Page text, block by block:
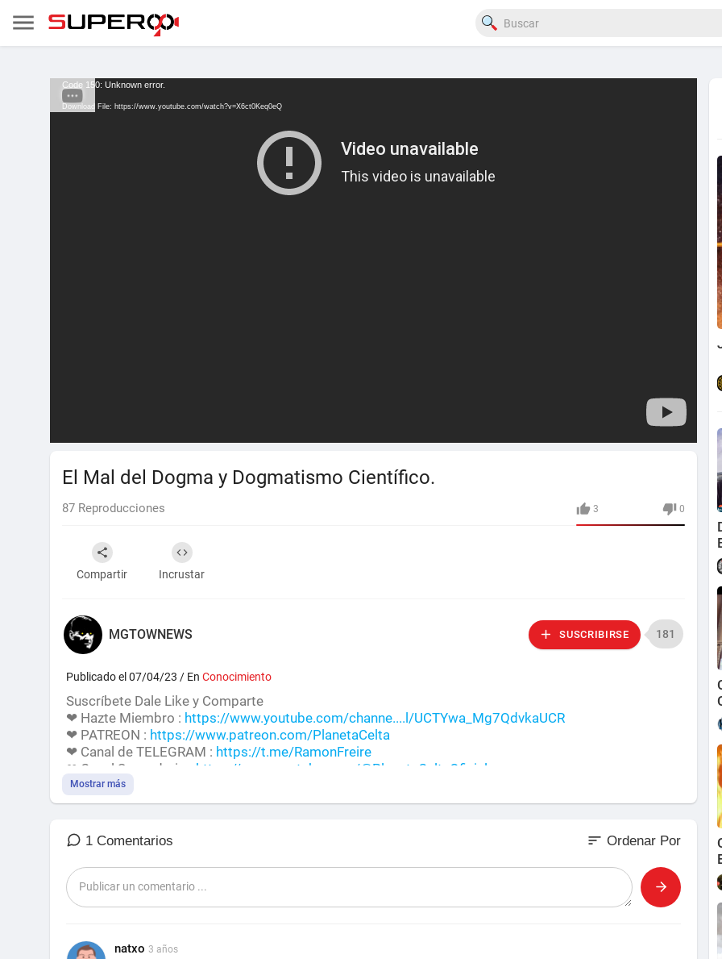
Code 150: Unknown error.
Download File: https://www.youtube.com/watch?v=X6ct0Keq0eQ
El Mal del Dogma y Dogmatismo Científico.
3 0
87 Reproducciones
Compartir Incrustar
MGTOWNEWS SUSCRIBIRSE 181
Publicado el 07/04/23 / En Conocimiento
Suscríbete Dale Like y Comparte
❤ Hazte Miembro : https://www.youtube.com/channe....l/UCTYwa_Mg7QdvkaUCR
❤ PATREON : https://www.patreon.com/PlanetaCelta
❤ Canal de TELEGRAM : https://t.me/RamonFreire
❤ Canal Secundario : https://www.youtube.com/@PlanetaCeltaOficial
¡Recuerda APOYAR el canal y Activar la Campanita!
Mostrar más
1 Comentarios sort Ordenar Por
natxo 3 años